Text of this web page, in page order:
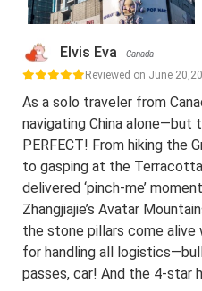
Elvis Eva Canada
Reviewed on June
As a solo traveler from
navigating China alone—but
PERFECT! From hiking the
to gasping at the
delivered ‘pinch-me’
Zhangjiajie’s Avatar
the stone pillars come alive
for handling all
passes, car! And the 4-star